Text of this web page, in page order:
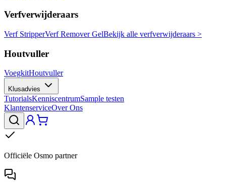
Verfverwijderaars
Verf StripperVerf Remover GelBekijk alle verfverwijderaars >
Houtvuller
VoegkitHoutvuller
Klusadvies
TutorialsKenniscentrumSample testen
KlantenserviceOver Ons
Officiële Osmo partner